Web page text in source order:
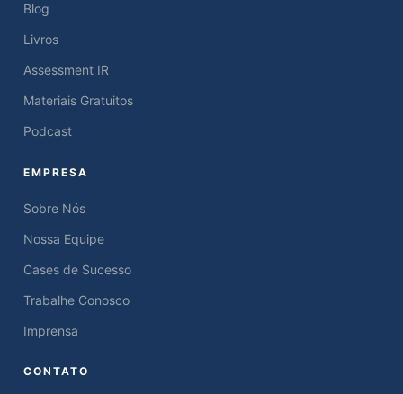
Blog
Livros
Assessment IR
Materiais Gratuitos
Podcast
EMPRESA
Sobre Nós
Nossa Equipe
Cases de Sucesso
Trabalhe Conosco
Imprensa
CONTATO